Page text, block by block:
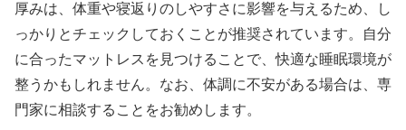
厚みは、体重や寝返りのしやすさに影響を与えるため、し
っかりとチェックしておくことが推奨されています。自分
に合ったマットレスを見つけることで、快適な睡眠環境が
整うかもしれません。なお、体調に不安がある場合は、専
門家に相談することをお勧めします。